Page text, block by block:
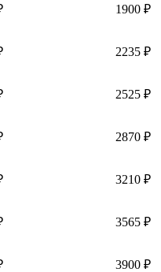
1900 ₽
2235 ₽
2525 ₽
2870 ₽
3210 ₽
3565 ₽
3900 ₽